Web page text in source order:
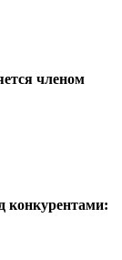
членом
конкурентами: